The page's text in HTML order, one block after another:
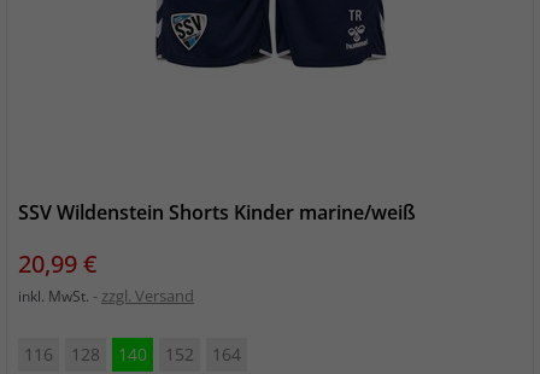
SSV Wildenstein Shorts Kinder marine/weiß
Preis
20,99 €
inkl. MwSt. zzgl. Versand
116 128 140 152 164